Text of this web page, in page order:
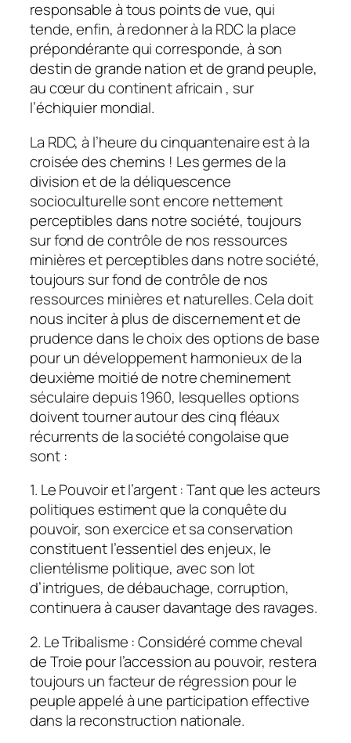
responsable à tous points de vue, qui
tende, enfin, à redonner à la RDC la place
prépondérante qui corresponde, à son
destin de grande nation et de grand peuple,
au cœur du continent africain , sur
l’échiquier mondial.
La RDC, à l’heure du cinquantenaire est à la
croisée des chemins ! Les germes de la
division et de la déliquescence
socioculturelle sont encore nettement
perceptibles dans notre société, toujours
sur fond de contrôle de nos ressources
minières et perceptibles dans notre société,
toujours sur fond de contrôle de nos
ressources minières et naturelles. Cela doit
nous inciter à plus de discernement et de
prudence dans le choix des options de base
pour un développement harmonieux de la
deuxième moitié de notre cheminement
séculaire depuis 1960, lesquelles options
doivent tourner autour des cinq fléaux
récurrents de la société congolaise que
sont :
1. Le Pouvoir et l’argent : Tant que les acteurs
politiques estiment que la conquête du
pouvoir, son exercice et sa conservation
constituent l’essentiel des enjeux, le
clientélisme politique, avec son lot
d’intrigues, de débauchage, corruption,
continuera à causer davantage des ravages.
2. Le Tribalisme : Considéré comme cheval
de Troie pour l’accession au pouvoir, restera
toujours un facteur de régression pour le
peuple appelé à une participation effective
dans la reconstruction nationale.